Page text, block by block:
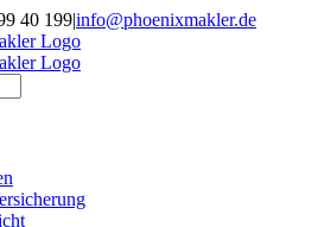
40 199|info@phoenixmakler.de